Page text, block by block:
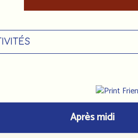
Après midi